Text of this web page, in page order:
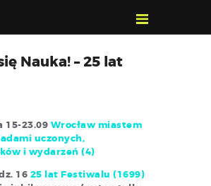
POLUB,
Nauka! – 25 lat
15-23.09 Wrocław miastem
uczonych,
i wydarzeń (4)
16 25 lat Festiwalu (1699)